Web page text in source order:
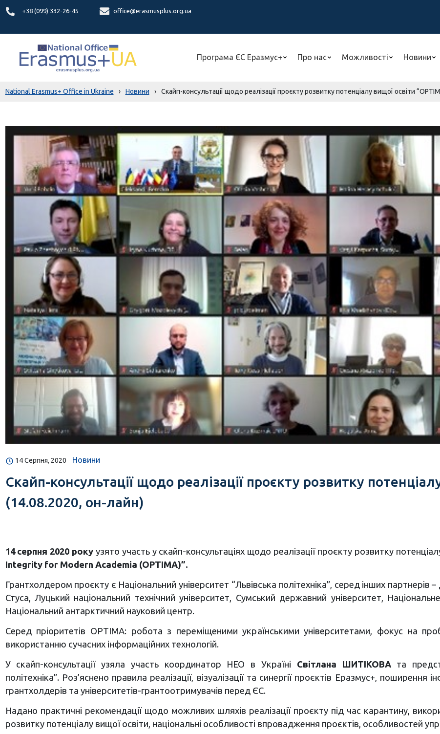
+38 (099) 332-26-45
office@erasmusplus.org.ua
Програма ЄС Еразмус+ Про нас Можливості Новини
National Erasmus+ Office in Ukraine › Новини › Скайп-консультації щодо реалізації проєкту розвитку потенціалу вищої освіти
14 Серпня, 2020 Новини
Скайп-консультації щодо реалізації проєкту розвитку
(14.08.2020, он-лайн)
14 серпня 2020 року узято участь у скайп-консультаціях щодо реалізації проєкту розвитку
Integrity for Modern Academia (OPTIMA)”.
Грантхолдером проєкту є Національний університет “Львівська політехніка”, серед інших партнерів
Стуса, Луцький національний технічний університет, Сумський державний університет,
Національний антарктичний науковий центр.
Cеред пріоритетів OPTIMA: робота з переміщеними українськими університетами, фокус на
використанню сучасних інформаційних технологій.
У скайп-консультації узяла участь координатор НЕО в Україні Світлана ШИТІКОВАта
політехніка”. Роз’яснено правила реалізації, візуалізації та синергії проєктів Еразмус+, поширення
грантхолдерів та університетів-грантоотримувачів перед ЄС.
Надано практичні рекомендації щодо можливих шляхів реалізації проєкту під час карантину,
розвитку потенціалу вищої освіти, національні особливості впровадження проєктів, особливостей